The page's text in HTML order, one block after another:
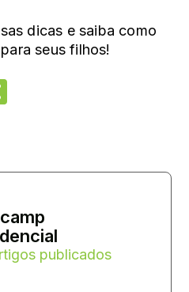
dicas esaiba como
seus filhos!
publicados